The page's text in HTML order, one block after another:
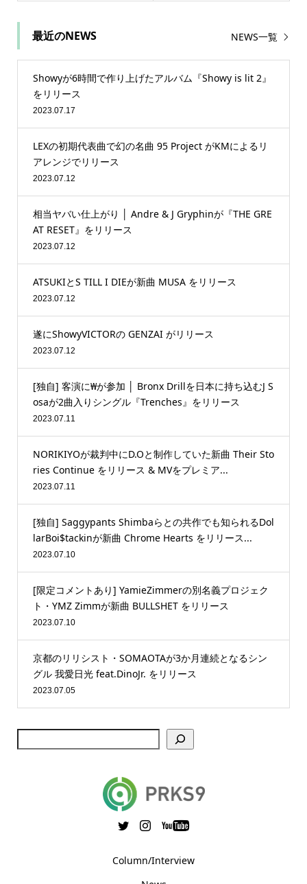
最近のNEWS NEWS一覧
Showyが6時間で作り上げたアルバム『Showy is lit 2』
をリリース
2023.07.17
LEXの初期代表曲で幻の名曲 95 Project がKMによるリ
アレンジでリリース
2023.07.12
相当ヤバい仕上がり │ Andre & J Gryphinが『THE GRE
AT RESET』をリリース
2023.07.12
ATSUKIとS TILL I DIEが新曲 MUSA をリリース
2023.07.12
遂にShowyVICTORの GENZAI がリリース
2023.07.12
[独自] 客演に₩が参加 │ Bronx Drillを日本に持ち込むJ S
osaが2曲入りシングル『Trenches』をリリース
2023.07.11
NORIKIYOが裁判中にD.Oと制作していた新曲 Their Sto
ries Continue をリリース & MVをプレミア...
2023.07.11
[独自] Saggypants Shimbaらとの共作でも知られるDol
larBoi$tackinが新曲 Chrome Hearts をリリース...
2023.07.10
[限定コメントあり] YamieZimmerの別名義プロジェク
ト・YMZ Zimmが新曲 BULLSHET をリリース
2023.07.10
京都のリリシスト・SOMAOTAが3か月連続となるシン
グル 我愛日光 feat.DinoJr. をリリース
2023.07.05
Column/Interview